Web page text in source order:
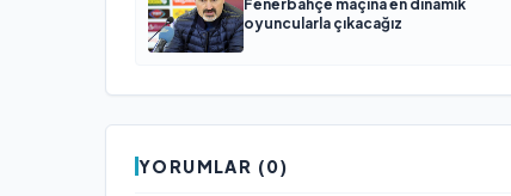
Fenerbahçe maçına en dinamik
oyuncularla çıkacağız
YORUMLAR (0)